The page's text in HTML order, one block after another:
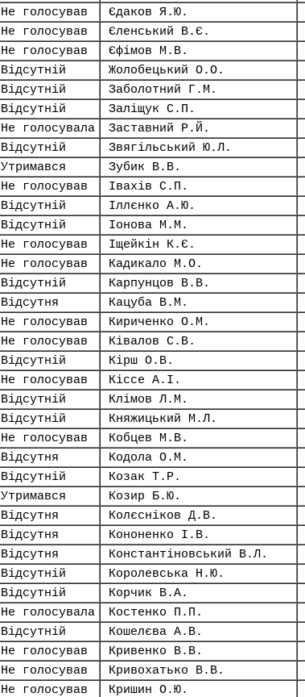
Не голосував Єдаков Я.Ю.
Не голосував Єленський В.Є.
Не голосував Єфімов М.В.
Відсутній Жолобецький О.О.
Відсутній Заболотний Г.М.
Відсутній Заліщук С.П.
Не голосувала Заставний Р.Й.
Відсутній Звягільський Ю.Л.
Утримався Зубик В.В.
Не голосував Івахів С.П.
Відсутній Іллєнко А.Ю.
Відсутній Іонова М.М.
Не голосував Іщейкін К.Є.
Не голосував Кадикало М.О.
Відсутній Карпунцов В.В.
Відсутня Кацуба В.М.
Не голосував Кириченко О.М.
Не голосував Ківалов С.В.
Відсутній Кірш О.В.
Не голосував Кіссе А.І.
Відсутній Клімов Л.М.
Відсутній Княжицький М.Л.
Не голосував Кобцев М.В.
Відсутня Кодола О.М.
Відсутній Козак Т.Р.
Утримався Козир Б.Ю.
Відсутня Колєсніков Д.В.
Відсутня Кононенко І.В.
Відсутня Константіновський В.Л.
Відсутній Королевська Н.Ю.
Відсутній Корчик В.А.
Не голосувала Костенко П.П.
Відсутній Кошелєва А.В.
Не голосував Кривенко В.В.
Не голосував Кривохатько В.В.
Не голосував Кришин О.Ю.